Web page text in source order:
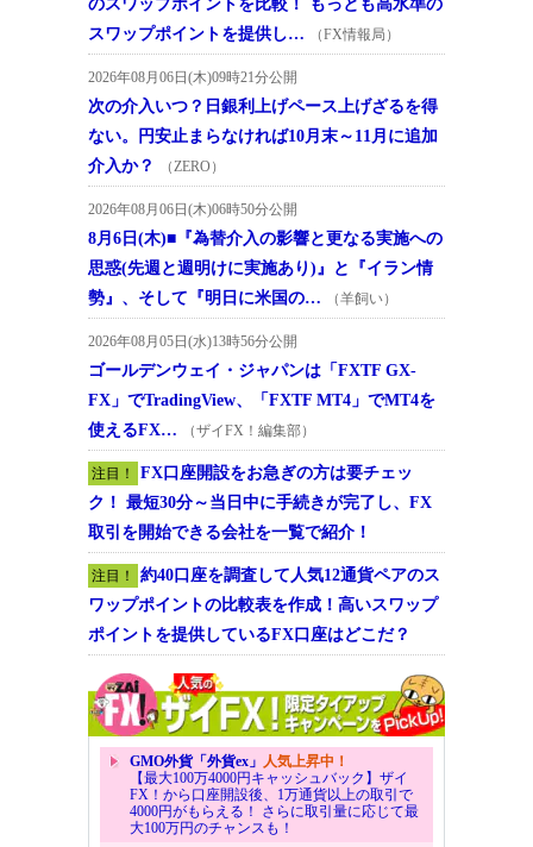
のスワップポイントを比較！ もっとも高水準の
スワップポイントを提供し…
（FX情報局）
2026年08月06日(木)09時21分公開
次の介入いつ？日銀利上げペース上げざるを得
ない。円安止まらなければ10月末～11月に追加
介入か？
（ZERO）
2026年08月06日(木)06時50分公開
8月6日(木)■『為替介入の影響と更なる実施への
思惑(先週と週明けに実施あり)』と『イラン情
勢』、そして『明日に米国の…
（羊飼い）
2026年08月05日(水)13時56分公開
ゴールデンウェイ・ジャパンは「FXTF GX-
FX」でTradingView、「FXTF MT4」でMT4を
使えるFX…
（ザイFX！編集部）
注目！
FX口座開設をお急ぎの方は要チェッ
ク！ 最短30分～当日中に手続きが完了し、FX
取引を開始できる会社を一覧で紹介！
注目！
約40口座を調査して人気12通貨ペアのス
ワップポイントの比較表を作成！高いスワップ
ポイントを提供しているFX口座はどこだ？
GMO外貨「外貨ex」 人気上昇中！
【最大100万4000円キャッシュバック】ザイ
FX！から口座開設後、1万通貨以上の取引で
4000円がもらえる！ さらに取引量に応じて最
大100万円のチャンスも！